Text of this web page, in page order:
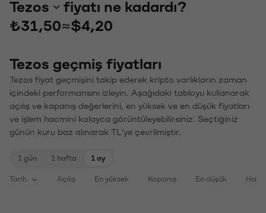
Tezos
fiyatı ne kadardı?
₺31,50≈$4,20
Tezos geçmiş fiyatları
Tezos fiyat geçmişini takip ederek kripto varlıkların zaman
içindeki performansını izleyin. Aşağıdaki tabloyu kullanarak
açılış ve kapanış değerlerini, en yüksek ve en düşük fiyatları
ve işlem hacmini kolayca görüntüleyebilirsiniz. Seçtiğiniz
günün kuru baz alınarak TL'ye çevrilmiştir.
1 gün 1 hafta 1 ay
Tarih Açılış En yüksek Kapanış En düşük